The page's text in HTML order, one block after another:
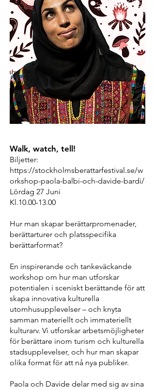
Walk, watch, tell!
Biljetter:
https://stockholmsberattarfestival.se/w
orkshop-paola-balbi-och-davide-bardi/
Lördag 27 Juni
Kl.10.00-13.00
Hur man skapar berättarpromenader,
berättarturer och platsspecifika
berättarformat?
En inspirerande och tankeväckande
workshop om hur man utforskar
potentialen i sceniskt berättande för att
skapa innovativa kulturella
utomhusupplevelser – och knyta
samman materiellt och immateriellt
kulturarv. Vi utforskar arbetsmöjligheter
för berättare inom turism och kulturella
stadsupplevelser, och hur man skapar
olika format för att nå nya publiker.
Paola och Davide delar med sig av sina